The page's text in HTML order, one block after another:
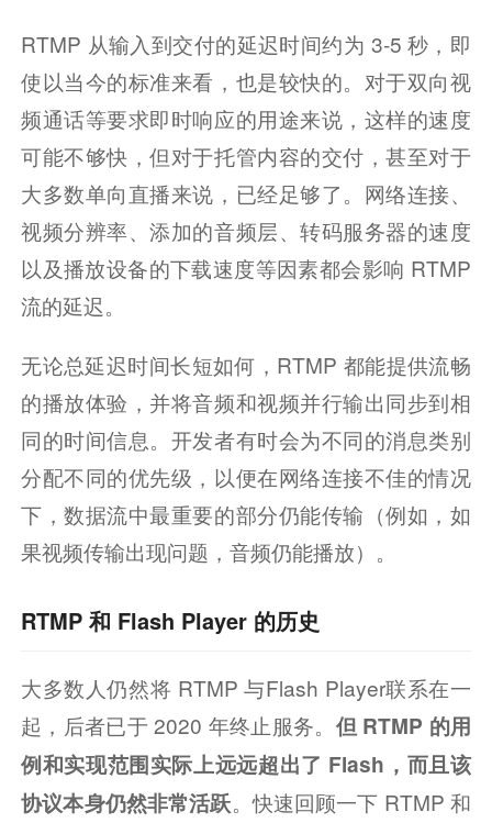
RTMP 从输入到交付的延迟时间约为 3-5 秒，即
使以当今的标准来看，也是较快的。对于双向视
频通话等要求即时响应的用途来说，这样的速度
可能不够快，但对于托管内容的交付，甚至对于
大多数单向直播来说，已经足够了。网络连接、
视频分辨率、添加的音频层、转码服务器的速度
以及播放设备的下载速度等因素都会影响 RTMP
流的延迟。
无论总延迟时间长短如何，RTMP 都能提供流畅
的播放体验，并将音频和视频并行输出同步到相
同的时间信息。开发者有时会为不同的消息类别
分配不同的优先级，以便在网络连接不佳的情况
下，数据流中最重要的部分仍能传输（例如，如
果视频传输出现问题，音频仍能播放）。
RTMP 和 Flash Player 的历史
大多数人仍然将 RTMP 与Flash Player联系在一
起，后者已于 2020 年终止服务。 但 RTMP 的用
例和实现范围实际上远远超出了 Flash，而且该
协议本身仍然非常活跃。快速回顾一下 RTMP 和